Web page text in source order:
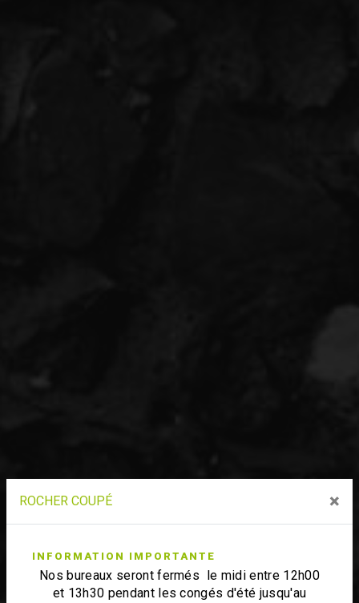
ROCHER COUPÉ ×
INFORMATION IMPORTANTE
Nos bureaux seront fermés le midi entre 12h00
et 13h30 pendant les congés d'été jusqu'au